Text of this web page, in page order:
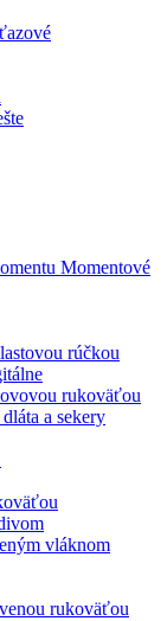
Momentové
rúčkou
rukoväťou
a sekery
vláknom
rukoväťou